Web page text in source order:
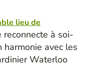
lieu de
reconnecte à soi-
harmonie avec les
Waterloo